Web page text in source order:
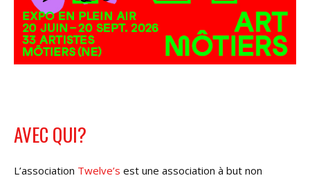
AVEC QUI?
L’association Twelve’s est une association à but non